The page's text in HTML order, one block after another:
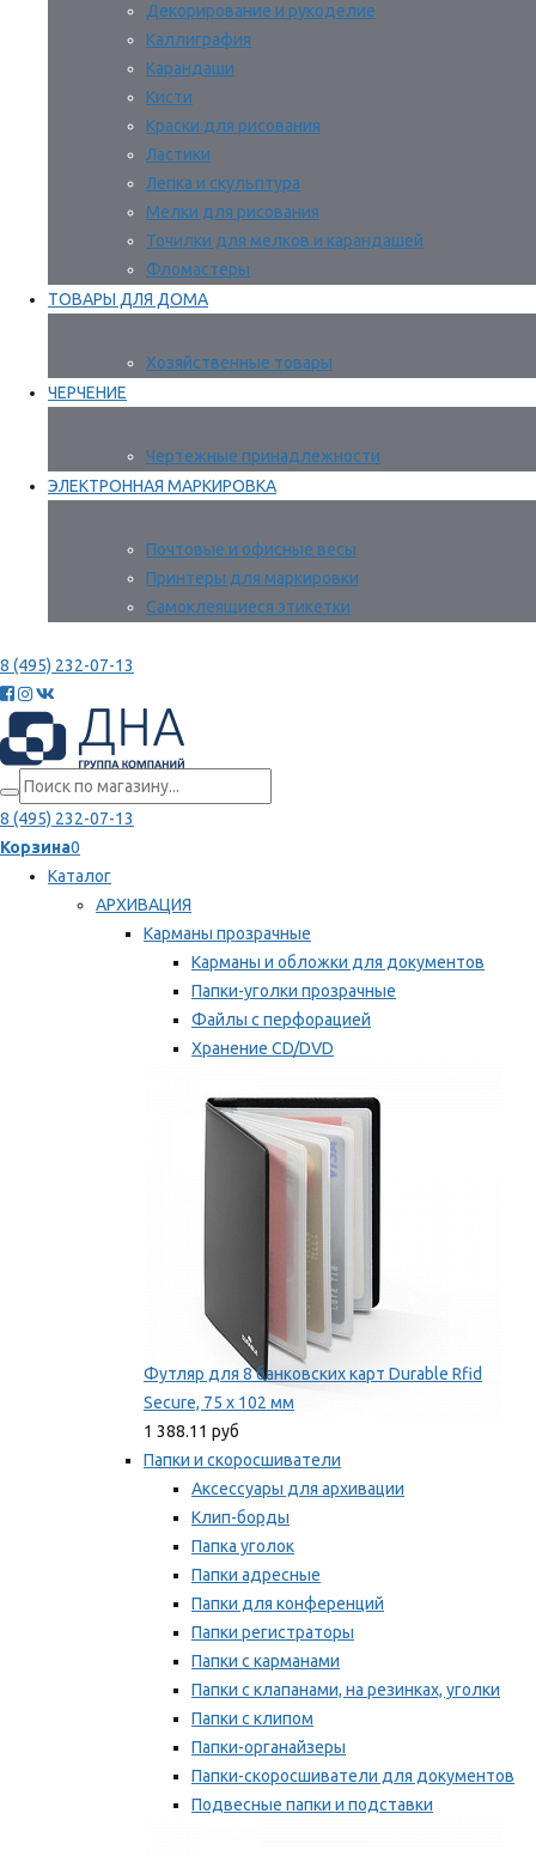
Декорирование и рукоделие
Каллиграфия
Карандаши
Кисти
Краски для рисования
Ластики
Лепка и скульптура
Мелки для рисования
Точилки для мелков и карандашей
Фломастеры
ТОВАРЫ ДЛЯ ДОМА
Хозяйственные товары
ЧЕРЧЕНИЕ
Чертежные принадлежности
ЭЛЕКТРОННАЯ МАРКИРОВКА
Почтовые и офисные весы
Принтеры для маркировки
Самоклеящиеся этикетки
8 (495) 232-07-13
8 (495) 232-07-13
Корзина0
Каталог
АРХИВАЦИЯ
Карманы прозрачные
Карманы и обложки для документов
Папки-уголки прозрачные
Файлы с перфорацией
Хранение CD/DVD
Мы рекомендуем
Футляр для 8 банковских карт Durable Rfid
Secure, 75 х 102 мм
1 388.11 руб
Папки и скоросшиватели
Аксессуары для архивации
Клип-борды
Папка уголок
Папки адресные
Папки для конференций
Папки регистраторы
Папки с карманами
Папки с клапанами, на резинках, уголки
Папки с клипом
Папки-органайзеры
Папки-скоросшиватели для документов
Подвесные папки и подставки